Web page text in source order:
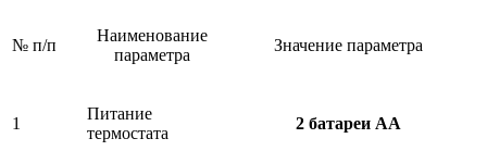
№ п/п
Наименование
параметра
Значение параметра
1
Питание
термостата
2 батареи АА